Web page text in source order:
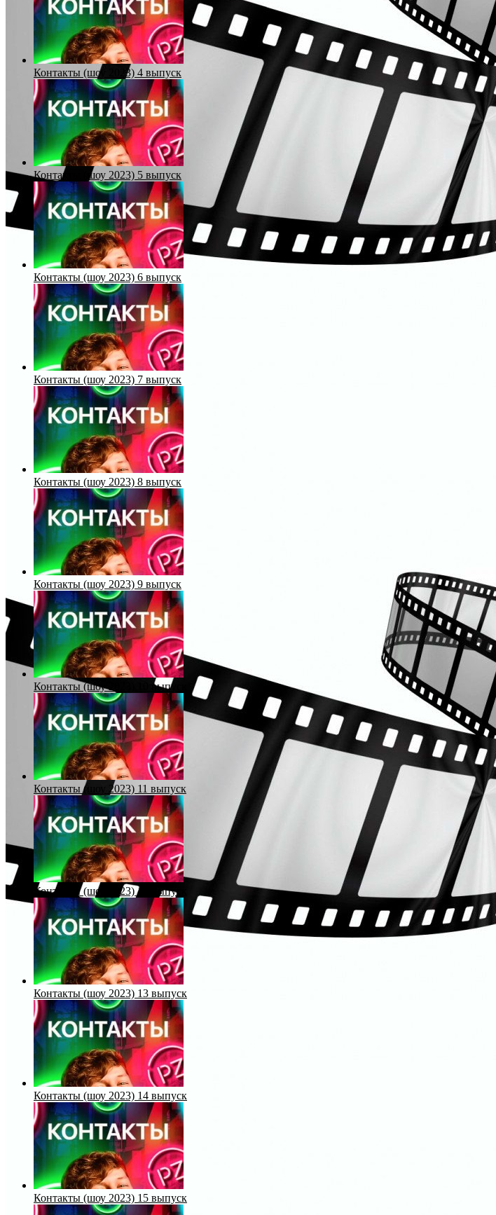
Контакты (шоу 2023) 4 выпуск
Контакты (шоу 2023) 5 выпуск
Контакты (шоу 2023) 6 выпуск
Контакты (шоу 2023) 7 выпуск
Контакты (шоу 2023) 8 выпуск
Контакты (шоу 2023) 9 выпуск
Контакты (шоу 2023) 10 выпуск
Контакты (шоу 2023) 11 выпуск
Контакты (шоу 2023) 12 выпуск
Контакты (шоу 2023) 13 выпуск
Контакты (шоу 2023) 14 выпуск
Контакты (шоу 2023) 15 выпуск